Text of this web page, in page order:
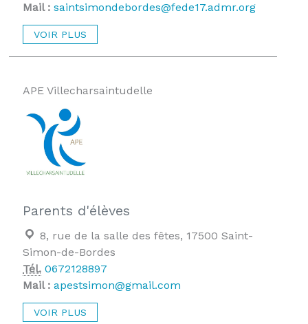
Mail :saintsimondebordes@fede17.admr.org
VOIR PLUS
APE Villecharsaintudelle
Parents d'élèves
Localisation :
8, rue de la salle des fêtes, 17500 Saint-
Simon-de-Bordes
Tél. 0672128897
Mail :apestsimon@gmail.com
VOIR PLUS